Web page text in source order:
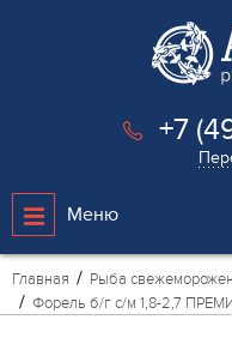
+7
Меню
Главная Рыба
Форель б/г с/м 1,8-2,7